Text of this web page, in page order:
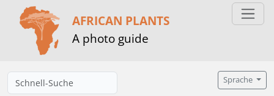
AFRICAN PLANTS
A photo guide
Sprache